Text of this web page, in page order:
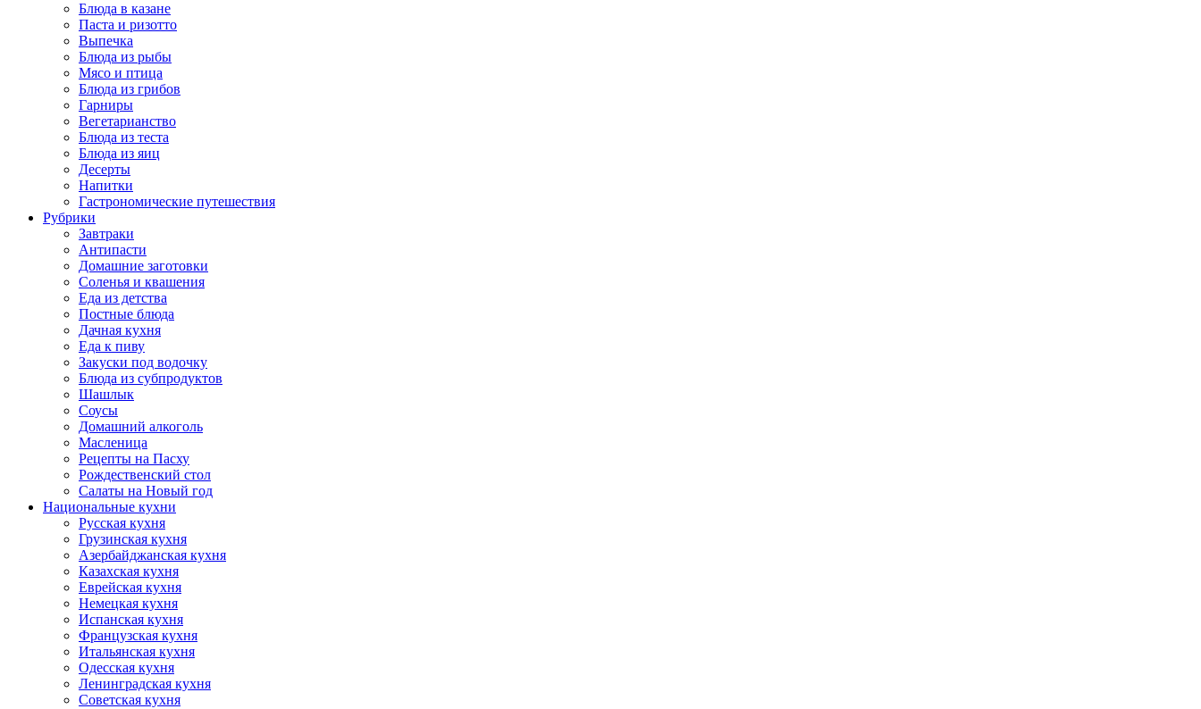
Блюда в казане
Паста и ризотто
Выпечка
Блюда из рыбы
Мясо и птица
Блюда из грибов
Гарниры
Вегетарианство
Блюда из теста
Блюда из яиц
Десерты
Напитки
Гастрономические путешествия
Рубрики
Завтраки
Антипасти
Домашние заготовки
Соленья и квашения
Еда из детства
Постные блюда
Дачная кухня
Еда к пиву
Закуски под водочку
Блюда из субпродуктов
Шашлык
Соусы
Домашний алкоголь
Масленица
Рецепты на Пасху
Рождественский стол
Салаты на Новый год
Национальные кухни
Русская кухня
Грузинская кухня
Азербайджанская кухня
Казахская кухня
Еврейская кухня
Немецкая кухня
Испанская кухня
Французская кухня
Итальянская кухня
Одесская кухня
Ленинградская кухня
Советская кухня